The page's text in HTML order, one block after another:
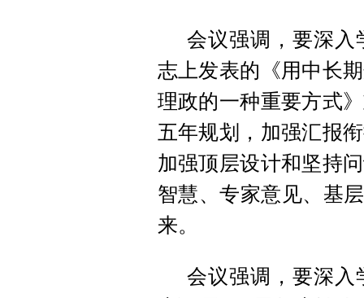
会议强调，要深入
志上发表的《用中长
理政的一种重要方式
五年规划，加强汇报
加强顶层设计和坚持
智慧、专家意见、基
来。
会议强调，要深入